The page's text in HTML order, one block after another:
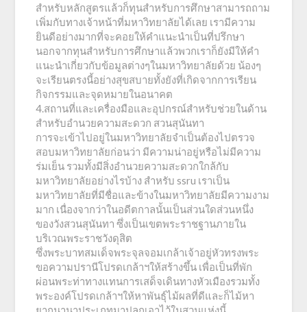
สำหรับหลักสูตรแล้วก็ทุนสำหรับการศึกษาสามารถถาม
เพิ่มกับทางเจ้าหน้าที่มหาวิทยาลัยได้เลย เรามีความ
ยินดีอย่างมากที่จะคอยให้คำแนะนำเป็นที่ปรึกษา
นอกจากทุนสำหรับการศึกษาแล้วพวกเราก็ยังมีให้คำ
แนะนำเกี่ยวกับข้อมูลต่างๆในมหาวิทยาลัยด้วย น้องๆ
จะเรียนตรงนี้อย่างสุขสบายทั้งยังที่เกิดจากการเรียน
กิจกรรมและจุดหมายในอนาคต
4.สถานที่และเครื่องมือและอุปกรณ์สำหรับช่วยในด้าน
สำหรับอำนวยความสะดวก สวนสุนันทา
การจะเข้าไปอยู่ในมหาวิทยาลัยจำเป็นต้องไปตรวจ
สอบมหาวิทยาลัยก่อนว่า มีความน่าอยู่หรือไม่มีความ
ร่มเย็น รวมทั้งมีสิ่งอำนวยความสะดวกใกล้กับ
มหาวิทยาลัยอย่างไรบ้าง สำหรับ ssru เราเป็น
มหาวิทยาลัยที่มีชื่อและข้างในมหาวิทยาลัยมีความงาม
มาก เนื่องจากว่าในอดีตกาลนั้นเป็นส่วนใดส่วนหนึ่ง
ของวังสวนสุนันทา ซึ่งเป็นเขตพระราชฐานภายใน
บริเวณพระราชวังดุสิต
ซึ่งพระบาทสมเด็จพระจุลจอมเกล้าเจ้าอยู่หัวทรงพระ
ขอความปรานีโปรดเกล้าฯให้สร้างขึ้น เพื่อเป็นที่พัก
ผ่อนพระท่าทางแทนการเสด็จเดินทางหัวเมืองรวมทั้ง
พระองค์โปรดเกล้าฯให้หาพันธุ์ไม้ผลที่ดีและก็ไม้หา